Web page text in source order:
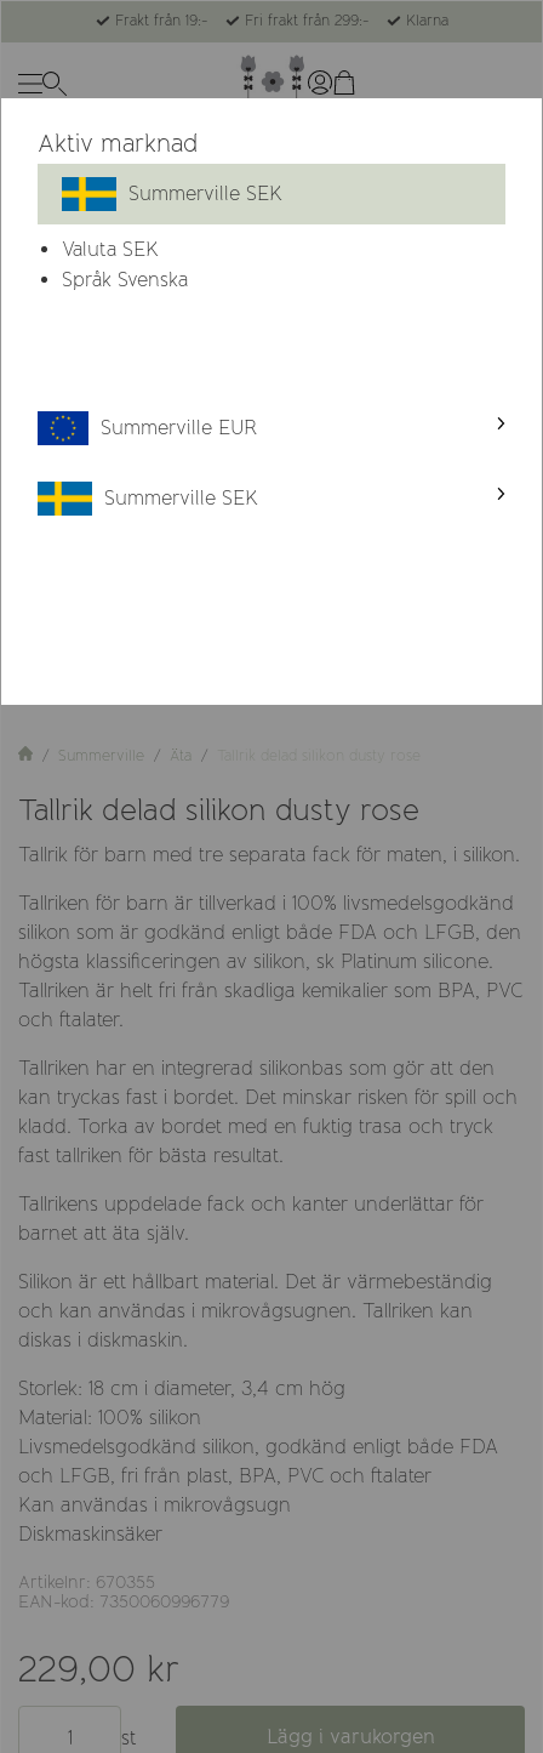
Frakt från 19:- Fri frakt från 299:- Klarna
Summerville Äta Tallrik delad silikon dusty rose
Tallrik delad silikon dusty rose
Tallrik för barn med tre separata fack för maten, i silikon.
Tallriken för barn är tillverkad i 100% livsmedelsgodkänd
silikon som är godkänd enligt både FDA och LFGB, den
högsta klassificeringen av silikon, sk Platinum silicone.
Tallriken är helt fri från skadliga kemikalier som BPA, PVC
och ftalater.
Tallriken har en integrerad silikonbas som gör att den
kan tryckas fast i bordet. Det minskar risken för spill och
kladd. Torka av bordet med en fuktig trasa och tryck
fast tallriken för bästa resultat.
Tallrikens uppdelade fack och kanter underlättar för
barnet att äta själv.
Silikon är ett hållbart material. Det är värmebeständig
och kan användas i mikrovågsugnen. Tallriken kan
diskas i diskmaskin.
Storlek: 18 cm i diameter, 3,4 cm hög
Material: 100% silikon
Livsmedelsgodkänd silikon, godkänd enligt både FDA
och LFGB, fri från plast, BPA, PVC och ftalater
Kan användas i mikrovågsugn
Diskmaskinsäker
Artikelnr: 670355
EAN-kod: 7350060996779
229,00 kr
st Lägg i varukorgen
Aktiv marknad
Summerville SEK
Valuta SEK
Språk Svenska
Summerville EUR
Summerville SEK